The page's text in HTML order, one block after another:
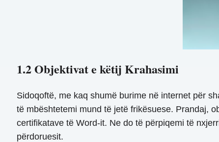
1.2 Objektivat e këtij Krahasimi
Sidoqoftë, me kaq shumë burime në internet për
të mbështetemi mund të jetë frikësuese. Prandaj,
certifikatave të Word-it. Ne do të përpiqemi të
përdoruesit.